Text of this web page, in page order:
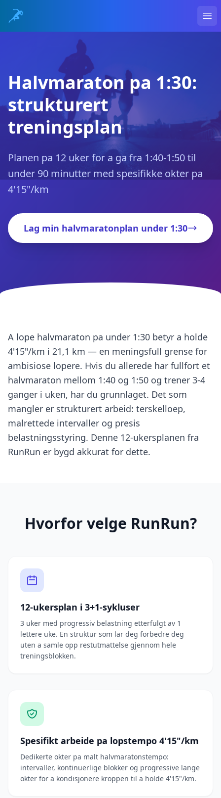
Halvmaraton pa 1:30:
strukturert
treningsplan
Planen pa 12 uker for a ga fra 1:40-1:50 til
under 90 minutter med spesifikke okter pa
4'15"/km
Lag min halvmaratonplan under 1:30
A lope halvmaraton pa under 1:30 betyr a holde
4'15"/km i 21,1 km — en meningsfull grense for
ambisiose lopere. Hvis du allerede har fullfort et
halvmaraton mellom 1:40 og 1:50 og trener 3-4
ganger i uken, har du grunnlaget. Det som
mangler er strukturert arbeid: terskelloep,
malrettede intervaller og presis
belastningsstyring. Denne 12-ukersplanen fra
RunRun er bygd akkurat for dette.
Hvorfor velge RunRun?
12-ukersplan i 3+1-sykluser
3 uker med progressiv belastning etterfulgt av 1
lettere uke. En struktur som lar deg forbedre deg
uten a samle opp restutmattelse gjennom hele
treningsblokken.
Spesifikt arbeide pa lopstempo 4'15"/km
Dedikerte okter pa malt halvmaratonstempo:
intervaller, kontinuerlige blokker og progressive lange
okter for a kondisjonere kroppen til a holde 4'15"/km.